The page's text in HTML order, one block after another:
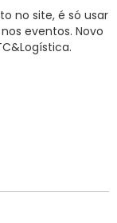
no site, é só usar
eventos. Novo